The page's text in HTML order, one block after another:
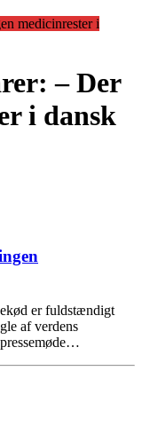
medicinrester i
– Der
i dansk
er fuldstændigt
af verdens